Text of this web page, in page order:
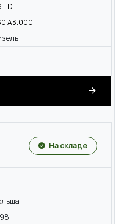
TD
A3.000
На складе